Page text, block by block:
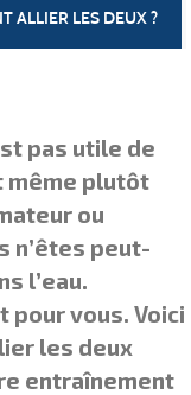
ALLIER LES DEUX ?
pas utile de
même plutôt
ou
n’êtes peut-
l’eau.
pour vous. Voici
les deux
entraînement